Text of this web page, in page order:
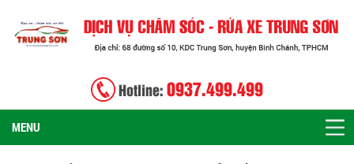
Hotline: 0937.499.499
MENU